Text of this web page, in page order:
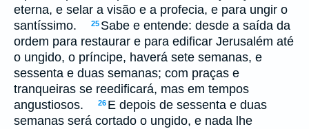
eterna, e selar a visão e a profecia, e para ungir o
santíssimo.
25 Sabe e entende: desde a saída da
ordem para restaurar e para edificar Jerusalém até
o ungido, o príncipe, haverá sete semanas, e
sessenta e duas semanas; com praças e
tranqueiras se reedificará, mas em tempos
angustiosos.
26 E depois de sessenta e duas
semanas será cortado o ungido, e nada lhe